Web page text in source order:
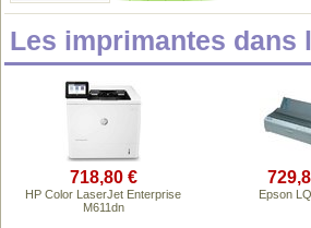
Les imprimantes dans
718,80 €
HP Color LaserJet Enterprise
M611dn
Epson